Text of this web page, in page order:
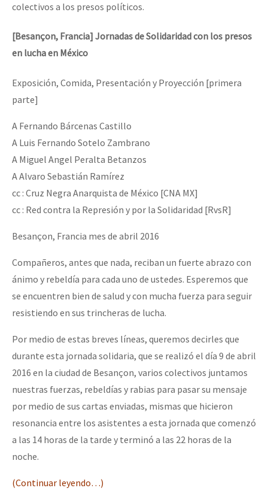
colectivos a los presos políticos.
[Besançon, Francia] Jornadas de Solidaridad con los presos
en lucha en México
Exposición, Comida, Presentación y Proyección [primera
parte]
A Fernando Bárcenas Castillo
A Luis Fernando Sotelo Zambrano
A Miguel Angel Peralta Betanzos
A Alvaro Sebastián Ramírez
cc : Cruz Negra Anarquista de México [CNA ­MX]
cc : Red contra la Represión y por la Solidaridad [RvsR]
Besançon, Francia mes de abril 2016
Compañeros, antes que nada, reciban un fuerte abrazo con
ánimo y rebeldía para cada uno de ustedes. Esperemos que
se encuentren bien de salud y con mucha fuerza para seguir
resistiendo en sus trincheras de lucha.
Por medio de estas breves líneas, queremos decirles que
durante esta jornada solidaria, que se realizó el día 9 de abril
2016 en la ciudad de Besançon, varios colectivos juntamos
nuestras fuerzas, rebeldías y rabias para pasar su mensaje
por medio de sus cartas enviadas, mismas que hicieron
resonancia entre los asistentes a esta jornada que comenzó
a las 14 horas de la tarde y terminó a las 22 horas de la
noche.
(Continuar leyendo…)